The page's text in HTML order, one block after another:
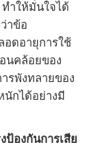
ำให้มั่นใจได้
าข้อ
ดอายุการใช้
นคล้อยของ
รพังทลายของ
นักได้อย่างมี
องกันการเสีย